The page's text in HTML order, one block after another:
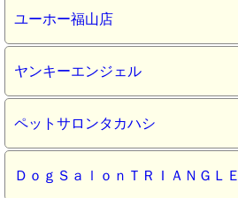
ユーホー福山店
ヤンキーエンジェル
ペットサロンタカハシ
ＤｏｇＳａｌｏｎＴＲＩＡＮＧＬＥ